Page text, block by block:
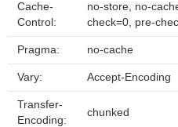
Cache-
Control:
no-store, no-
check=0, pre-
Pragma: no-cache
Vary: Accept-Encoding
Transfer-
Encoding:
chunked